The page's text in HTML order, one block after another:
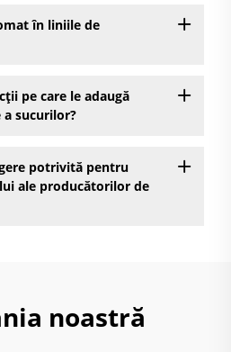
în liniile de
pe care le adaugă
sucurilor?
potrivită pentru
ale producătorilor de
noastră